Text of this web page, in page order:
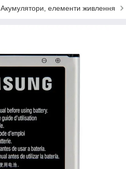
Акумулятори, елементи живлення